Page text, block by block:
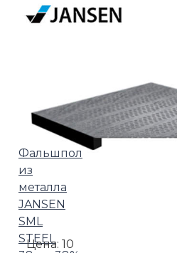
Фальшпол
из
металла
JANSEN
SML
STEEL
Цена: 10